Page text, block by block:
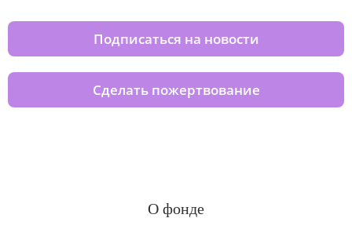
Подписаться на новости
Сделать пожертвование
О фонде